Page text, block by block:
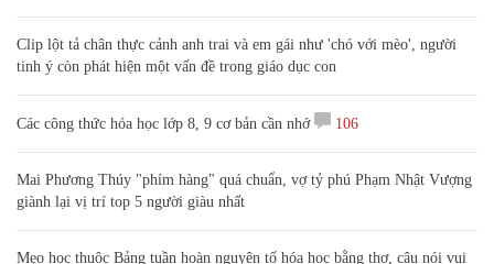
Clip lột tả chân thực cảnh anh trai và em gái như 'chó với mèo', người
tinh ý còn phát hiện một vấn đề trong giáo dục con
Các công thức hóa học lớp 8, 9 cơ bản cần nhớ 106
Mai Phương Thúy "phím hàng" quá chuẩn, vợ tỷ phú Phạm Nhật Vượng
giành lại vị trí top 5 người giàu nhất
Mẹo học thuộc Bảng tuần hoàn nguyên tố hóa học bằng thơ, câu nói vui